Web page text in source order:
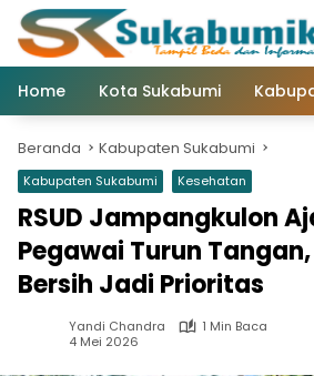
Langsung
konten
Home
Kota Sukabumi
Beranda Kabupaten Sukabumi
Kabupaten Sukabumi Kesehatan
RSUD Jampangkulon
Pegawai Turun
Bersih Jadi Prioritas
Yandi Chandra
1 Min Baca
4 Mei 2026